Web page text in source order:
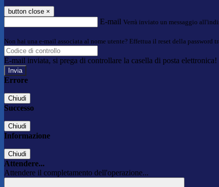
button close ×
E-mail Verrà inviato un messaggio
Non hai una e-mail associata al nome utente? Effettua il reset della password
E-mail inviata, si prega di controllare la casella di posta elettronica!
Errore
Chiudi
Successo
Chiudi
Informazione
Chiudi
Attendere...
Attendere il completamento dell'operazione...